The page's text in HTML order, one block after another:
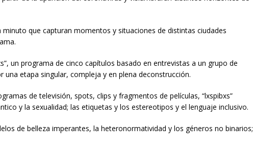
que capturan momentos y situaciones de distintas ciudades
un programa de cinco capítulos basado en entrevistas a un grupo de
etapa singular, compleja y en plena deconstrucción.
de televisión, spots, clips y fragmentos de películas, “lxspibxs”
y la sexualidad; las etiquetas y los estereotipos y el lenguaje inclusivo.
de belleza imperantes, la heteronormatividad y los géneros no binarios;